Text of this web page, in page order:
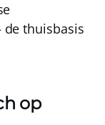
thuisbasis
op